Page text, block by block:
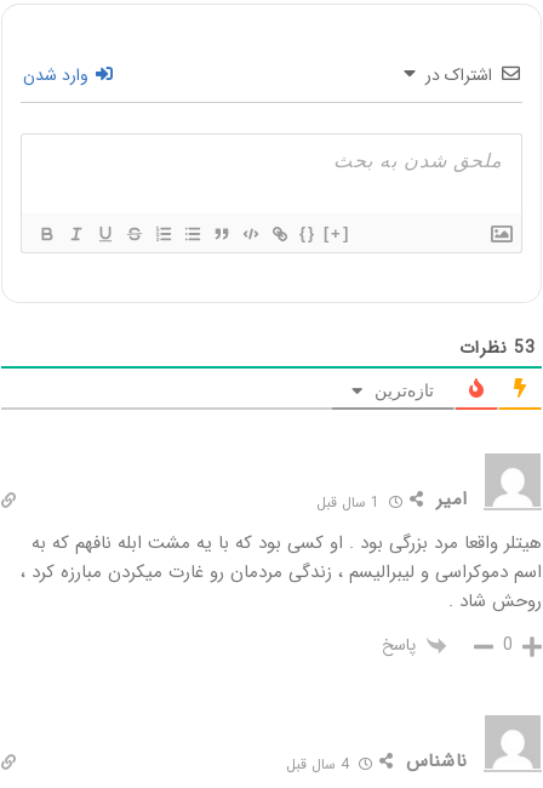
اشتراک در وارد شدن
{} [+]
53 نظرات
تازه‌ترین
امیر
هیتلر واقعا مرد بزرگی بود . او کسی بود که با یه مشت ابله نافهم که به
اسم دموکراسی و لیبرالیسم ، زندگی مردمان رو غارت میکردن مبارزه کرد ،
روحش شاد .
0 پاسخ
ناشناس 4 سال قبل